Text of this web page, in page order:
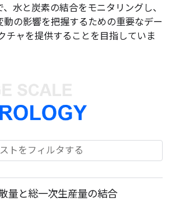
水と炭素の結合をモニタリングし、
の影響を把握するための重要なデー
チャを提供することを目指していま
量と総一次生産量の結合